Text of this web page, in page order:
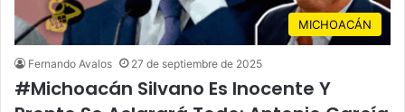
MICHOACÁN
Fernando Avalos 27 de septiembre de 2025
#Michoacán Silvano Es Inocente Y